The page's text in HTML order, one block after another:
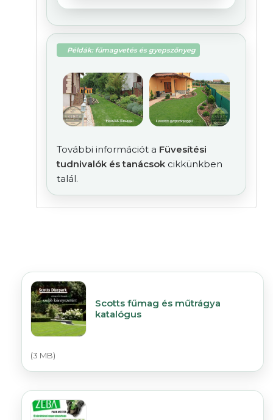
Példák: fűmagvetés és gyepszőnyeg
További információt a Füvesítési
tudnivalók és tanácsok cikkünkben
talál.
Scotts fűmag és műtrágya
katalógus
(3 MB)